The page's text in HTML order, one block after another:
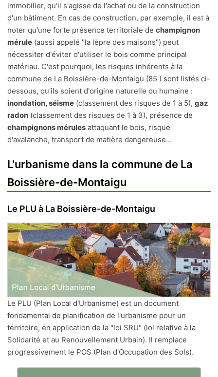
immobilier, qu'il s'agisse de l'achat ou de la construction
d'un bâtiment. En cas de construction, par exemple, il est à
noter qu'une forte présence territoriale de champignon
mérule (aussi appelé "la lèpre des maisons") peut
nécessiter d'éviter d'utiliser le bois comme principal
matériau. C'est pourquoi, les risques inhérents à la
commune de La Boissière-de-Montaigu (85 ) sont listés ci-
dessous, qu'ils soient d'origine naturelle ou humaine :
inondation, séisme (classement des risques de 1 à 5), gaz
radon (classement des risques de 1 à 3), présence de
champignons mérules attaquant le bois, risque
d'avalanche, transport de matière dangereuse...
L'urbanisme dans la commune de La
Boissière-de-Montaigu
Le PLU à La Boissière-de-Montaigu
Le PLU (Plan Local d'Urbanisme) est un document
fondamental de planification de l'urbanisme pour un
territoire, en application de la "loi SRU" (loi relative à la
Solidarité et au Renouvellement Urbain). Il remplace
progressivement le POS (Plan d'Occupation des Sols).